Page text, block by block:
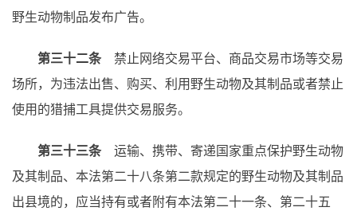
野生动物制品发布广告。
第三十二条 禁止网络交易平台、商品交易市场等交易
场所，为违法出售、购买、利用野生动物及其制品或者禁止
使用的猎捕工具提供交易服务。
第三十三条 运输、携带、寄递国家重点保护野生动物
及其制品、本法第二十八条第二款规定的野生动物及其制品
出县境的，应当持有或者附有本法第二十一条、第二十五